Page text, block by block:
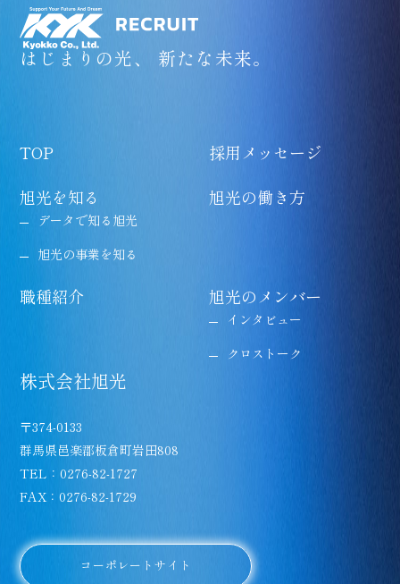
はじまりの光、 新たな未来。
株式会社旭光
〒374-0133
群馬県邑楽郡板倉町岩田808
TEL：0276-‍82-1727
FAX：0276-‍82-1729
コーポレートサイト
TOP
採用メッセージ
旭光を知る
データで知る旭光
旭光の事業を知る
旭光の働き方
職種紹介 旭光のメンバー
インタビュー
クロストーク